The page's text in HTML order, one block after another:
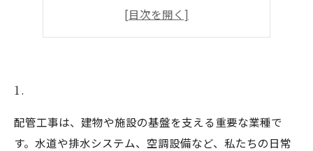
配管工事の魅力とやりがい
1.
配管工事は、建物や施設の基盤を支える重要な業種で
す。水道や排水システム、空調設備など、私たちの日常